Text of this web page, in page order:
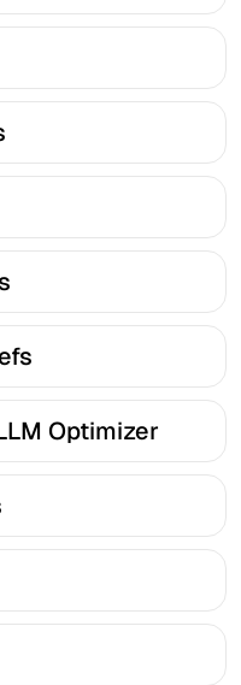
Optimizer